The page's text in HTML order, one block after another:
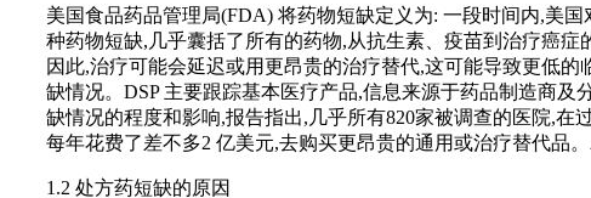
美国食品药品管理局(FDA) 将药物短缺定义为: 一段时间内,美
种药物短缺,几乎囊括了所有的药物,从抗生素、疫苗到治疗癌
因此,治疗可能会延迟或用更昂贵的治疗替代,这可能导致更低的
缺情况。DSP 主要跟踪基本医疗产品,信息来源于药品制造商
缺情况的程度和影响,报告指出,几乎所有820家被调查的医院,
每年花费了差不多2 亿美元,去购买更昂贵的通用或治疗替代品
1.2 处方药短缺的原因